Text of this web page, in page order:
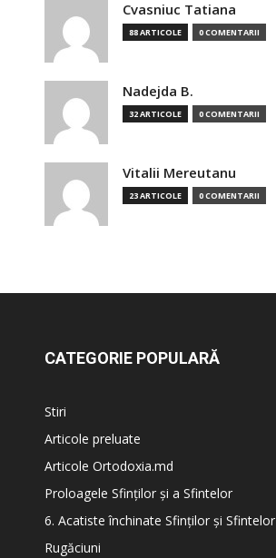
Cvasniuc Tatiana
88 ARTICOLE 0 COMENTARII
Nadejda B.
32 ARTICOLE 0 COMENTARII
Vitalii Mereutanu
23 ARTICOLE 0 COMENTARII
CATEGORIE POPULARĂ
Stiri
Articole preluate
Articole Ortodoxia.md
Proloagele Sfinților și a Sfintelor
6. Acatiste închinate Sfinților și Sfintelor
Rugăciuni